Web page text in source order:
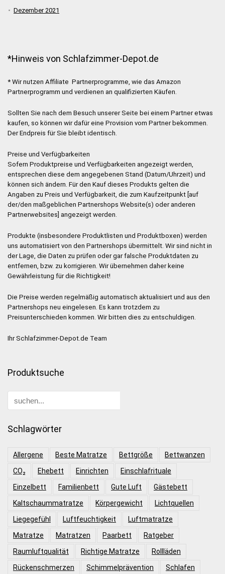
Dezember 2021
*Hinweis von Schlafzimmer-Depot.de
* Wir nutzen Affiliate Partnerprogramme, wie das Amazon
Partnerprogramm und verdienen an qualifizierten Käufen.
Sollten Sie nach dem Besuch unserer Seite bei einem Partner etwas
kaufen, so können wir dafür eine Provision vom Partner bekommen.
Der Endpreis für Sie bleibt identisch.
Preise und Verfügbarkeiten
Sofern Produktpreise und Verfügbarkeiten angezeigt werden,
entsprechen diese dem angegebenen Stand (Datum/Uhrzeit) und
können sich ändern. Für den Kauf dieses Produkts gelten die
Angaben zu Preis und Verfügbarkeit, die zum Kaufzeitpunkt [auf
der/den maßgeblichen Partnershops Website(s) oder anderen
Partnerwebsites] angezeigt werden.
Produkte (insbesondere Produktlisten und Produktboxen) werden
uns automatisiert von den Partnershops übermittelt. Wir sind nicht in
der Lage, die Daten zu prüfen oder gar falsche Produktdaten zu
entfernen, bzw. zu korrigieren. Wir übernehmen daher keine
Gewährleistung für die Richtigkeit!
Die Preise werden regelmäßig automatisch aktualisiert und aus den
Partnershops neu eingelesen. Es kann trotzdem zu
Preisunterschieden kommen. Wir bitten dies zu entschuldigen.
Ihr Schlafzimmer-Depot.de Team
Produktsuche
Schlagwörter
Allergene Beste Matratze Bettgröße
Bettwanzen
CO₂
Ehebett Einrichten
Einschlafrituale
Einzelbett
Familienbett Gute Luft
Gästebett
Kaltschaummatratze
Körpergewicht
Lichtquellen
Liegegefühl
Luftfeuchtigkeit
Luftmatratze
Matratze
Matratzen Paarbett
Ratgeber
Raumluftqualität
Richtige Matratze
Rollläden
Rückenschmerzen
Schimmelprävention Schlafen